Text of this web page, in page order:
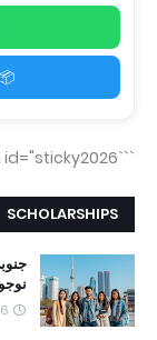
```html id="sticky2026"
SCHOLARSHIPS